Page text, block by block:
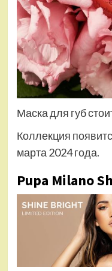
Маска для губ
Коллекция
марта 2024 года.
Pupa Milano